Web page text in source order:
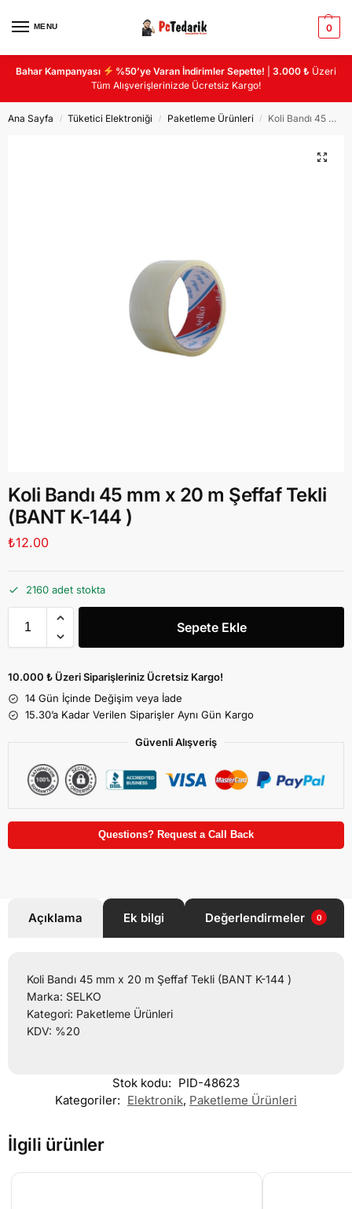
MENU 0
Bahar Kampanyası %50’ye Varan İndirimler Sepette! |3.000 ₺ Üzeri
Tüm Alışverişlerinizde Ücretsiz Kargo!
Ana Sayfa / Tüketici Elektroniği / Paketleme Ürünleri / Koli Bandı 45 mm x 20 m Şeffaf Tekli (BANT K-144 )
Koli Bandı 45 mm x 20 m Şeffaf Tekli
(BANT K-144 )
₺12.00
2160 adet stokta
Sepete Ekle
10.000 ₺ Üzeri Siparişleriniz Ücretsiz Kargo!
14 Gün İçinde Değişim veya İade
15.30’a Kadar Verilen Siparişler Aynı Gün Kargo
Güvenli Alışveriş
Questions? Request a Call Back
Açıklama Ek bilgi Değerlendirmeler 0
Koli Bandı 45 mm x 20 m Şeffaf Tekli (BANT K-144 )
Marka: SELKO
Kategori: Paketleme Ürünleri
KDV: %20
Stok kodu: PID-48623
Kategoriler: Elektronik, Paketleme Ürünleri
İlgili ürünler